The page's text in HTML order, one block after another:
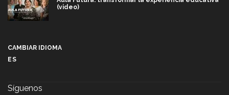
(video)
CAMBIAR IDIOMA
ES
Síguenos